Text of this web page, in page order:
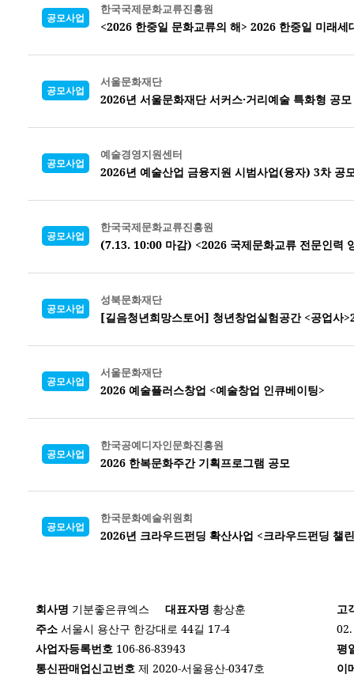
공모사업
한국국제문화교류진흥원
<2026 한중일 문화교류의 해> 2026 한중일 미래
공모사업
서울문화재단
2026년 서울문화재단 서커스·거리예술 특화형 공모
공모사업
예술경영지원센터
2026년 예술산업 금융지원 시범사업(융자) 3차 공
공모사업
한국국제문화교류진흥원
(7.13. 10:00 마감) <2026 국제문화교류 전문인력
공모사업
성북문화재단
[길음청년희망스토어] 청년창업실험공간 <공업사
공모사업
서울문화재단
2026 예술플러스창업 <예술창업 인큐베이팅>
공모사업
한국공예디자인문화진흥원
2026 한복문화주간 기획프로그램 공모
공모사업
한국문화예술위원회
2026년 크라우드펀딩 확산사업 <크라우드펀딩 챌
회사명 기분좋은큐엑스 대표자명 황상훈
주소 서울시 용산구 한강대로 44길 17-4
사업자등록번호 106-86-83943
통신판매업신고번호 제 2020-서울용산-0347호
고
평
이